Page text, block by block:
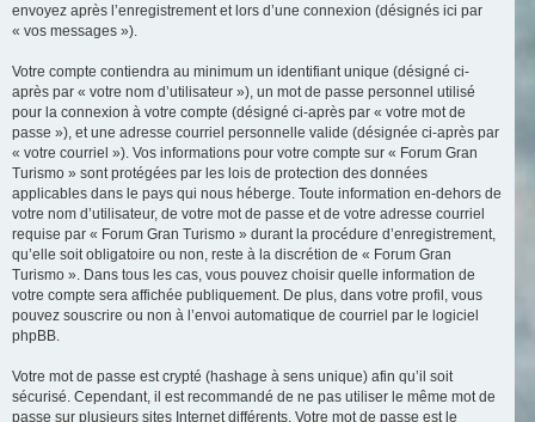
envoyez après l’enregistrement et lors d’une connexion (désignés ici par
« vos messages »).
Votre compte contiendra au minimum un identifiant unique (désigné ci-
après par « votre nom d’utilisateur »), un mot de passe personnel utilisé
pour la connexion à votre compte (désigné ci-après par « votre mot de
passe »), et une adresse courriel personnelle valide (désignée ci-après par
« votre courriel »). Vos informations pour votre compte sur « Forum Gran
Turismo » sont protégées par les lois de protection des données
applicables dans le pays qui nous héberge. Toute information en-dehors de
votre nom d’utilisateur, de votre mot de passe et de votre adresse courriel
requise par « Forum Gran Turismo » durant la procédure d’enregistrement,
qu’elle soit obligatoire ou non, reste à la discrétion de « Forum Gran
Turismo ». Dans tous les cas, vous pouvez choisir quelle information de
votre compte sera affichée publiquement. De plus, dans votre profil, vous
pouvez souscrire ou non à l’envoi automatique de courriel par le logiciel
phpBB.
Votre mot de passe est crypté (hashage à sens unique) afin qu’il soit
sécurisé. Cependant, il est recommandé de ne pas utiliser le même mot de
passe sur plusieurs sites Internet différents. Votre mot de passe est le